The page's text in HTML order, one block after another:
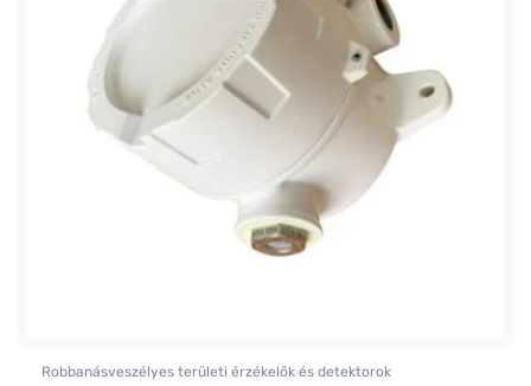
Robbanásveszélyes területi érzékelők és detektorok